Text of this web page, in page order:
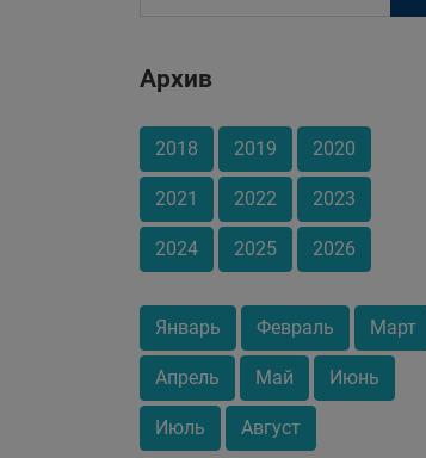
Архив
2018 2019 2020
2021 2022 2023
2024 2025 2026
Январь Февраль Март
Апрель Май Июнь
Июль Август